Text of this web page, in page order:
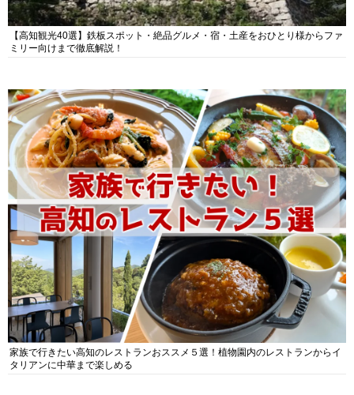
【高知観光40選】鉄板スポット・絶品グルメ・宿・土産をおひとり様からファ
ミリー向けまで徹底解説！
家族で行きたい高知のレストランおススメ５選！植物園内のレストランからイ
タリアンに中華まで楽しめる